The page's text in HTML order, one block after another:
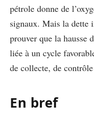
pétrole donne de
signaux. Mais la dette
prouver que la hausse
liée à un cycle
de collecte, de
En bref